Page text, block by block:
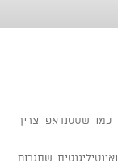
כמו שסטנדאפ צריך
שתגרום